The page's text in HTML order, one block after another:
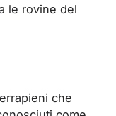
le rovine del
che